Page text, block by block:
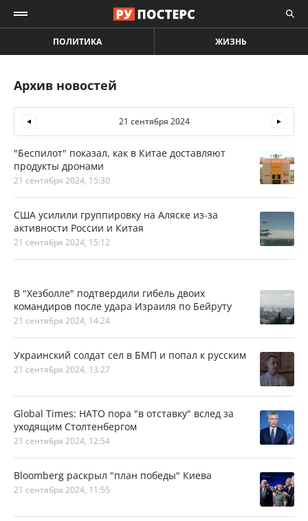
ПОЛИТИКА ЖИЗНЬ
Архив новостей
21 сентября 2024
"Беспилот" показал, как в Китае доставляют
продукты дронами
21 сентября 2024, 15:30
США усилили группировку на Аляске из-за
активности России и Китая
21 сентября 2024, 15:12
В "Хезболле" подтвердили гибель двоих
командиров после удара Израиля по Бейруту
21 сентября 2024, 14:24
Украинский солдат сел в БМП и попал к русским
21 сентября 2024, 13:27
Global Times: НАТО пора "в отставку" вслед за
уходящим Столтенбергом
21 сентября 2024, 12:54
Bloomberg раскрыл "план победы" Киева
21 сентября 2024, 11:55